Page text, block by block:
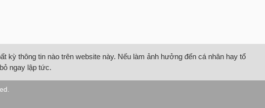
kỳ thông tin nào trên website này. Nếu làm ảnh hưởng đến cá nhân hay tổ
ngay lập tức.